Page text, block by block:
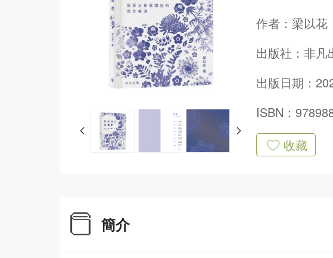
作者： 梁以花
出版社： 非凡
出版日期：
ISBN：
收藏
簡介